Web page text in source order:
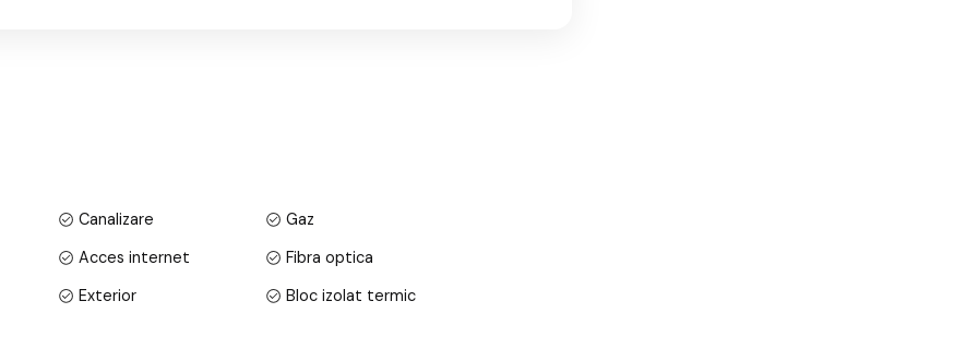
cu 2 camere, decomandat, situat in localitatea Sibiu,
cu regim de inaltime pe Parter + 4 Etaje; anul
Canalizare
Gaz
Acces internet
Fibra optica
Exterior
Bloc izolat termic